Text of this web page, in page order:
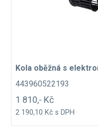
Kola oběžná s
443960522193
1 810,- Kč
2 190,10 Kč s DPH